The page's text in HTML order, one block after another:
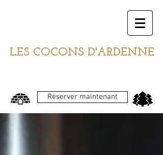
LES COCONS D'ARDENNE
Réserver maintenant